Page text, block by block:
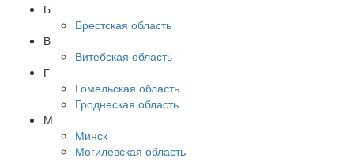
Б
Брестская область
В
Витебская область
Г
Гомельская область
Гроднеская область
М
Минск
Могилёвская область